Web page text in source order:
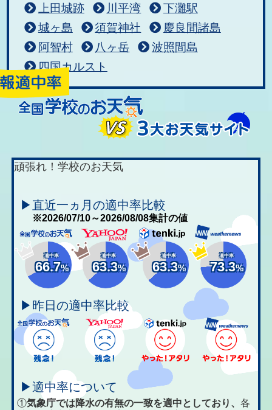
上田城跡
川平湾
下灘駅
城ヶ島
須賀神社
慶良間諸島
阿智村
八ヶ岳
波照間島
四国カルスト
頑張れ！学校のお天気
▶直近一ヵ月の適中率比較
※2026/07/10～2026/08/08集計の値
適中率
66.7%
適中率
63.3%
適中率
63.3%
適中率
73.3%
▶昨日の適中率比較
▶適中率について
①気象庁では降水の有無の一致を適中としており、各